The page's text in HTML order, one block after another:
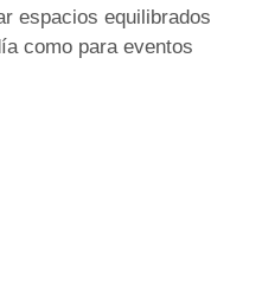
espacios equilibrados
como para eventos